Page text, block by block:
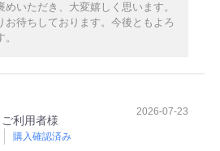
いただき、大変嬉しく思います。
お待ちしております。今後ともよろ
ご利用者様
購入確認済み
2026-07-23